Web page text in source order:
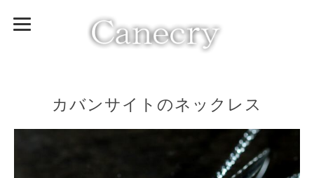
カバンサイトのネックレス